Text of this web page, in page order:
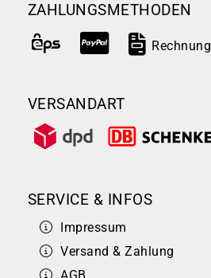
ZAHLUNGSMETHODEN
Rechnung
VERSANDART
SERVICE & INFOS
Impressum
Versand & Zahlung